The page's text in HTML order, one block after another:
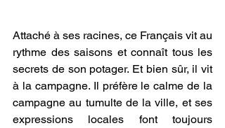
Attaché à ses racines, ce Français vit au
rythme des saisons et connaît tous les
secrets de son potager. Et bien sûr, il vit
à la campagne. Il préfère le calme de la
campagne au tumulte de la ville, et ses
expressions locales font toujours